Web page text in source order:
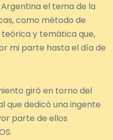
el tema de la
como método de
y temática que,
mi parte hasta el día de
giró en torno del
que dedicó una ingente
parte de ellos